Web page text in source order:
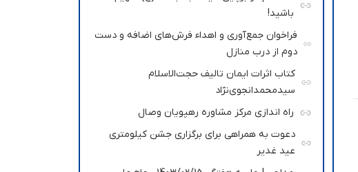
باشید!
فراخوان جمع‌آوری و اهداء فرش‌های اضافه و دست
دوم از درب منازل
کتاب اثرات ایمان تالیف حجت‌الاسلام
سیدمحمدانجوی‌نژاد
راه اندازی مرکز مشاوره رهپویان وصال
دعوت به همراهی برای برگزاری جشن کیلومتری
عید غدیر